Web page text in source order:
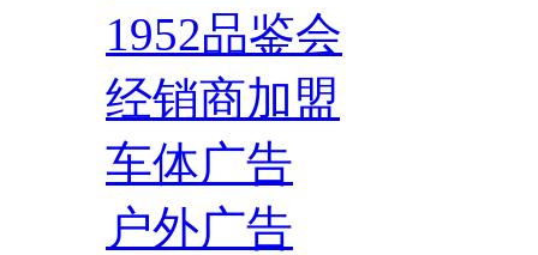
1952品鉴会
经销商加盟
车体广告
户外广告